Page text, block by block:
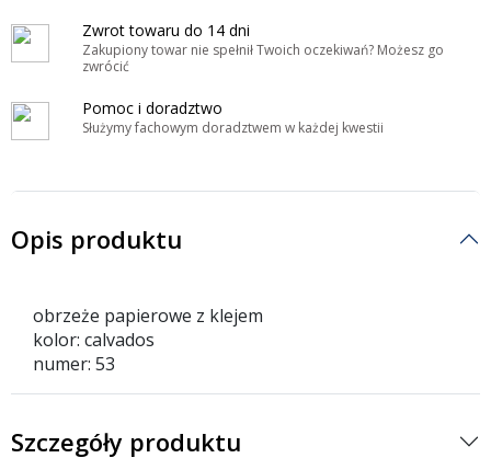
Zwrot towaru do 14 dni
Zakupiony towar nie spełnił Twoich oczekiwań? Możesz go
zwrócić
Pomoc i doradztwo
Służymy fachowym doradztwem w każdej kwestii
Opis produktu
obrzeże papierowe z klejem
kolor: calvados
numer: 53
Szczegóły produktu